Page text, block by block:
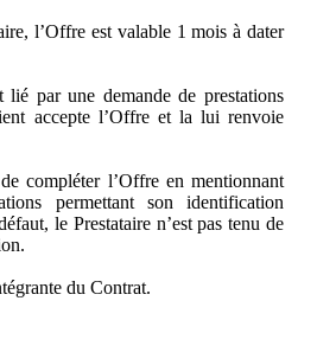
l’Offre est valable 1 mois à dater
lié par une demande de prestations
accepte l’Offre et la lui renvoie
compléter l’Offre en mentionnant
permettant son identification
le Prestataire n’est pas tenu de
du Contrat.